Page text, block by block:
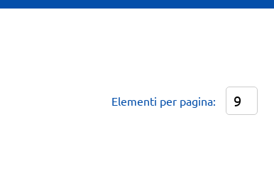
Elementi per pagina: